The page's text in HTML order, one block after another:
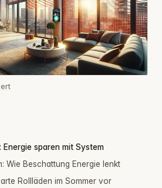
Energie sparen mit System
Wie Beschattung Energie lenkt
Rollläden im Sommer vor